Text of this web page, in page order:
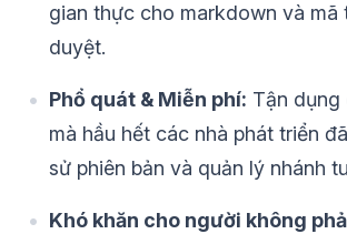
gian thực cho markdown và mã
duyệt.
Phổ quát & Miễn phí: Tận
mà hầu hết các nhà phát triển
sử phiên bản và quản lý nhánh
Khó khăn cho người không